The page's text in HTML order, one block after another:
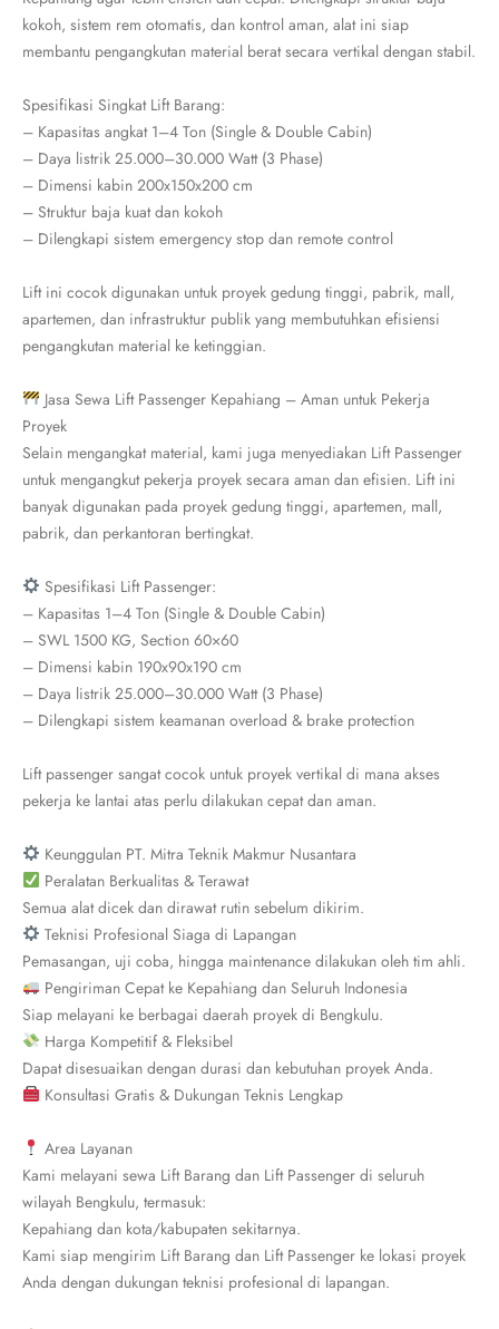
kokoh, sistem rem otomatis, dan kontrol aman, alat ini siap
membantu pengangkutan material berat secara vertikal dengan stabil.
Spesifikasi Singkat Lift Barang:
– Kapasitas angkat 1–4 Ton (Single & Double Cabin)
– Daya listrik 25.000–30.000 Watt (3 Phase)
– Dimensi kabin 200x150x200 cm
– Struktur baja kuat dan kokoh
– Dilengkapi sistem emergency stop dan remote control
Lift ini cocok digunakan untuk proyek gedung tinggi, pabrik, mall,
apartemen, dan infrastruktur publik yang membutuhkan efisiensi
pengangkutan material ke ketinggian.
Jasa Sewa Lift Passenger Kepahiang – Aman untuk Pekerja
Proyek
Selain mengangkat material, kami juga menyediakan Lift Passenger
untuk mengangkut pekerja proyek secara aman dan efisien. Lift ini
banyak digunakan pada proyek gedung tinggi, apartemen, mall,
pabrik, dan perkantoran bertingkat.
Spesifikasi Lift Passenger:
– Kapasitas 1–4 Ton (Single & Double Cabin)
– SWL 1500 KG, Section 60×60
– Dimensi kabin 190x90x190 cm
– Daya listrik 25.000–30.000 Watt (3 Phase)
– Dilengkapi sistem keamanan overload & brake protection
Lift passenger sangat cocok untuk proyek vertikal di mana akses
pekerja ke lantai atas perlu dilakukan cepat dan aman.
Keunggulan PT. Mitra Teknik Makmur Nusantara
Peralatan Berkualitas & Terawat
Semua alat dicek dan dirawat rutin sebelum dikirim.
Teknisi Profesional Siaga di Lapangan
Pemasangan, uji coba, hingga maintenance dilakukan oleh tim ahli.
Pengiriman Cepat ke Kepahiang dan Seluruh Indonesia
Siap melayani ke berbagai daerah proyek di Bengkulu.
Harga Kompetitif & Fleksibel
Dapat disesuaikan dengan durasi dan kebutuhan proyek Anda.
Konsultasi Gratis & Dukungan Teknis Lengkap
Area Layanan
Kami melayani sewa Lift Barang dan Lift Passenger di seluruh
wilayah Bengkulu, termasuk:
Kepahiang dan kota/kabupaten sekitarnya.
Kami siap mengirim Lift Barang dan Lift Passenger ke lokasi proyek
Anda dengan dukungan teknisi profesional di lapangan.